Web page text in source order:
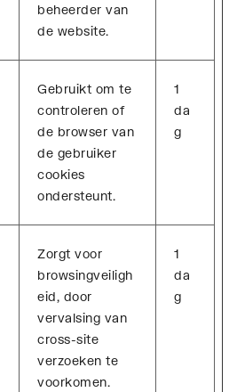
beheerder van
de website.
Gebruikt om te
controleren of
de browser van
de gebruiker
cookies
ondersteunt.
1
da
g
Zorgt voor
browsingveiligh
eid, door
vervalsing van
cross-site
verzoeken te
voorkomen.
1
da
g